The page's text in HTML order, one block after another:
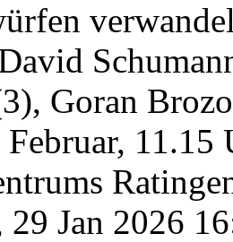
Goran
Februar,
29 Jan 2026